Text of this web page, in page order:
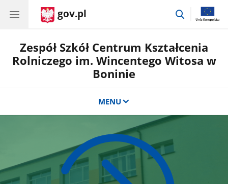
gov.pl
przejdź
Zespół Szkół Centrum Kształcenia
Rolniczego im. Wincentego Witosa w
Boninie
MENU